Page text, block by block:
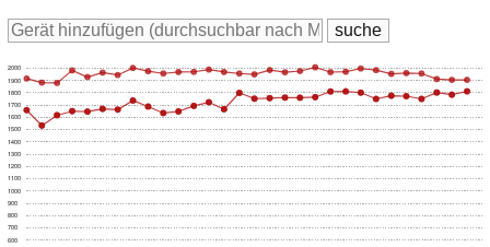
600
700
800
900
1000
1100
1200
1300
1400
1500
1600
1700
1800
1900
2000